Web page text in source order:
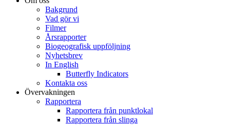
Bakgrund
Vad gör vi
Filmer
Årsrapporter
Biogeografisk uppföljning
Nyhetsbrev
In English
Butterfly Indicators
Kontakta oss
Övervakningen
Rapportera
Rapportera från punktlokal
Rapportera från slinga